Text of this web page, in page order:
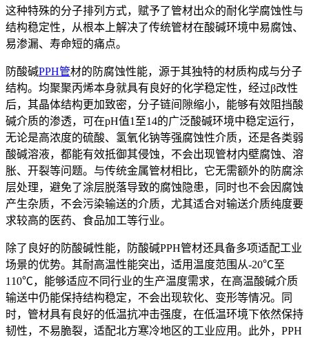
这种特殊的分子排列方式，赋予了管材出众的耐化学腐蚀性与
结构稳定性，从根本上解决了传统管材在酸碱环境中易腐蚀、
易渗漏、寿命短的痛点。
防酸碱PPH管材的防腐蚀性能，源于其独特的材质构成与分子
结构。均聚聚丙烯本身就具有良好的化学稳定性，经过β改性
后，其晶体结构更加致密，分子链间隙缩小，能够有效阻挡酸
碱介质的渗透，可在pH值1至14的广泛酸碱环境中稳定运行，
无论是高浓度的硫酸、氢氧化钠等强腐蚀性介质，还是各类弱
酸碱溶液，都能有效抵御其侵蚀，不会出现管材内壁腐蚀、溶
胀、开裂等问题。与传统金属管材相比，它无需额外的防腐涂
层处理，避免了涂层脱落导致的腐蚀隐患，同时也不会因腐蚀
产生杂质，不会污染输送的介质，尤其适合对输送介质纯度要
求较高的医药、食品加工等行业。
除了良好的防酸碱性能，防酸碱PPH管材还具备多项适配工业
场景的优势。其耐高温性能突出，适用温度范围从-20℃至
110℃，能够适应不同行业的生产温度需求，在高温酸碱介质
输送中仍能保持结构稳定，不会出现软化、变形等情况。同
时，管材具有良好的低温抗冲击强度，在低温环境下依然保持
韧性，不易脆裂，适配北方寒冷地区的工业应用。此外，PPH